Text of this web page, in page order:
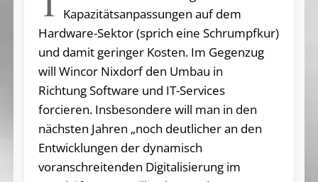
Kapazitätsanpassungen auf dem
Hardware-Sektor (sprich eine Schrumpfkur)
und damit geringer Kosten. Im Gegenzug
will Wincor Nixdorf den Umbau in
Richtung Software und IT-Services
forcieren. Insbesondere will man in den
nächsten Jahren „noch deutlicher an den
Entwicklungen der dynamisch
voranschreitenden Digitalisierung im